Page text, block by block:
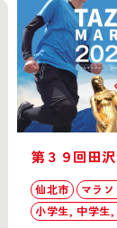
第３９回田
仙北市
マラソ
小学生, 中学生